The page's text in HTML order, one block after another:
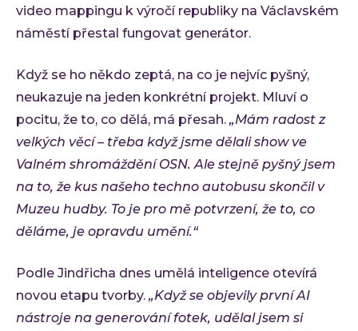
video mappingu k výročí republiky na Václavském
náměstí přestal fungovat generátor.
Když se ho někdo zeptá, na co je nejvíc pyšný,
neukazuje na jeden konkrétní projekt. Mluví o
pocitu, že to, co dělá, má přesah. „Mám radost z
velkých věcí – třeba když jsme dělali show ve
Valném shromáždění OSN. Ale stejně pyšný jsem
na to, že kus našeho techno autobusu skončil v
Muzeu hudby. To je pro mě potvrzení, že to, co
děláme, je opravdu umění.“
Podle Jindřicha dnes umělá inteligence otevírá
novou etapu tvorby. „Když se objevily první AI
nástroje na generování fotek, udělal jsem si